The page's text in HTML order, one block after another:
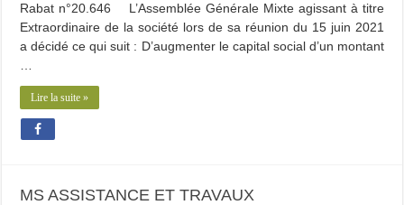
Rabat n°20.646 L’Assemblée Générale Mixte agissant à titre
Extraordinaire de la société lors de sa réunion du 15 juin 2021
a décidé ce qui suit : D’augmenter le capital social d’un montant
Lire la suite »
MS ASSISTANCE ET TRAVAUX